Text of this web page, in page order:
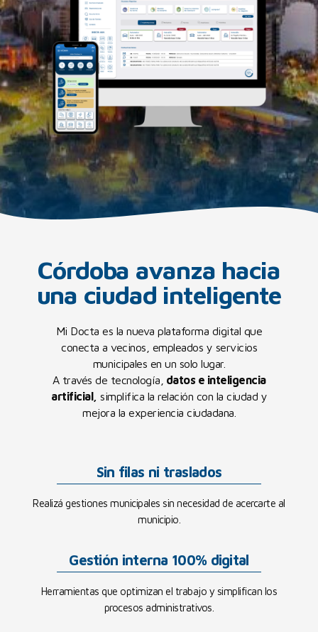
Córdoba avanza hacia
una ciudad inteligente
Mi Docta es la nueva plataforma digital que
conecta a vecinos, empleados y servicios
municipales en un solo lugar.
A través de tecnología, datos e inteligencia
artificial,
simplifica la relación con la ciudad y
mejora la experiencia ciudadana.
Sin filas ni traslados
Realizá gestiones municipales sin necesidad de acercarte al
municipio.
Gestión interna 100% digital
Herramientas que optimizan el trabajo y simplifican los
procesos administrativos.